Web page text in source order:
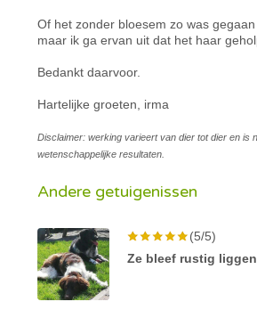
Of het zonder bloesem zo was
maar ik ga ervan uit dat het haar
Bedankt daarvoor.
Hartelijke groeten, irma
Disclaimer: werking varieert van dier tot dier en is
wetenschappelijke resultaten.
Andere getuigenissen
(5/5)
Ze bleef rustig liggen